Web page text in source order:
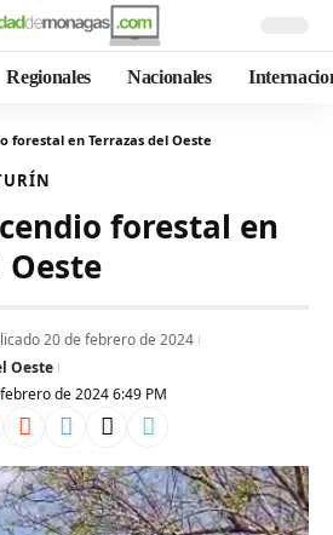
Regionales Nacionales
forestal en Terrazas del Oeste
forestal en
Oeste
de 2024 6:49 PM
20 de febrero de 2024
Oeste